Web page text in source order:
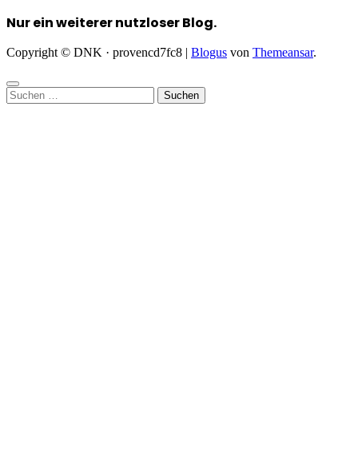
Nur ein weiterer nutzloser Blog.
Copyright © DNK · provencd7fc8 | Blogus von Themeansar.
Suchen
nach: